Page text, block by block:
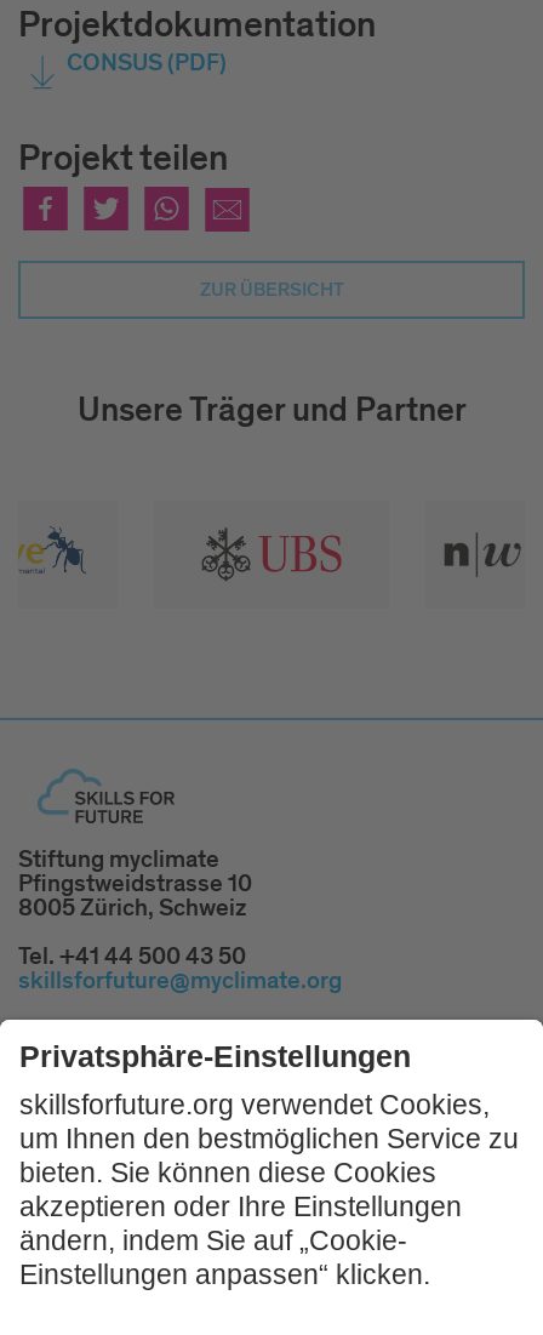
Projektdokumentation
CONSUS(PDF)
Projekt teilen
ZUR ÜBERSICHT
Unsere Träger und Partner
Stiftung myclimate
Pfingstweidstrasse 10
8005 Zürich, Schweiz
Tel. +41 44 500 43 50
skillsforfuture@myclimate.org
Impulsworkshop buchen!
JETZT MITMACHEN
Impressum und Nutzungshinweis